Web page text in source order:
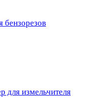
бензорезов
для измельчителя